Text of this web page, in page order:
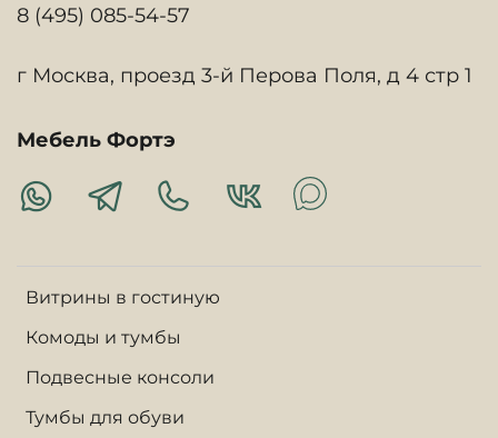
Витрины в гостиную
Комоды и тумбы
Подвесные консоли
Тумбы для обуви
8 (495) 085-54-57
г Москва, проезд 3-й Перова Поля, д 4 стр 1
Мебель Фортэ